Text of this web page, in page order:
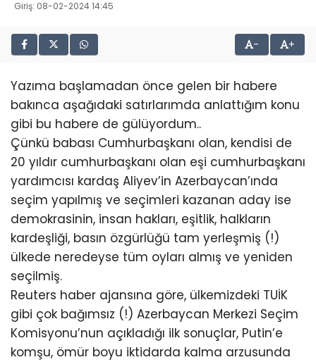
Giriş: 08-02-2024 14:45
- +
Yazıma başlamadan önce gelen bir habere
bakınca aşağıdaki satırlarımda anlattığım konu
gibi bu habere de gülüyordum..
Çünkü babası Cumhurbaşkanı olan, kendisi de
20 yıldır cumhurbaşkanı olan eşi cumhurbaşkanı
yardımcısı kardaş Aliyev’in Azerbaycan’ında
seçim yapılmış ve seçimleri kazanan aday ise
demokrasinin, insan hakları, eşitlik, halkların
kardeşliği, basın özgürlüğü tam yerleşmiş (!)
ülkede neredeyse tüm oyları almış ve yeniden
seçilmiş.
Reuters haber ajansına göre, ülkemizdeki TUİK
gibi çok bağımsız (!) Azerbaycan Merkezi Seçim
Komisyonu’nun açıkladığı ilk sonuçlar, Putin’e
komşu, ömür boyu iktidarda kalma arzusunda